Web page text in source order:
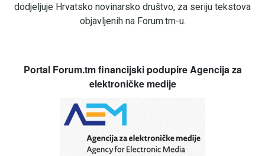
dodjeljuje Hrvatsko novinarsko društvo, za seriju tekstova
objavljenih na Forum.tm-u.
Portal Forum.tm financijski podupire Agencija za
elektroničke medije